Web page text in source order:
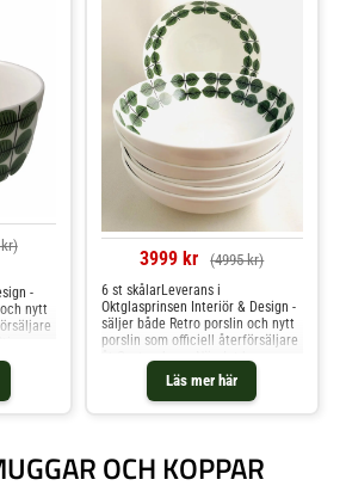
-
nytt
1a
ca 20
3999 kr (4995 kr)
Läs mer här
6 st skålarLeverans i
Oktglasprinsen Interiör & Design -
säljer både Retro porslin och nytt
porslin som officiell återförsäljare
åt Gustavsberg. När det kommer
till nytt porslin alltid 1a sortering
, Design: Stig LindbergServis:
BersåTillverkare:
cm volym 7
dlKonditionsrapport: Nyskick
OCH KOPPAR